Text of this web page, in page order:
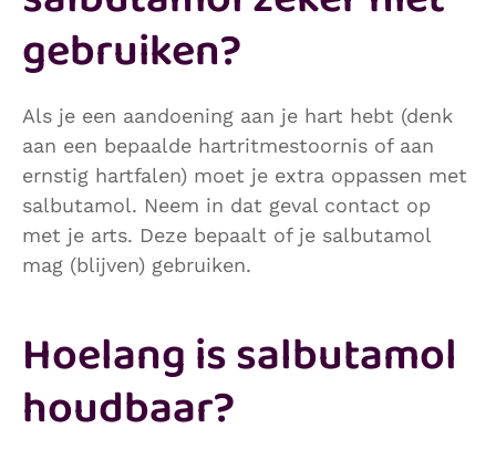
gebruiken?
Als je een aandoening aan je hart hebt (denk
aan een bepaalde hartritmestoornis of aan
ernstig hartfalen) moet je extra oppassen met
salbutamol. Neem in dat geval contact op
met je arts. Deze bepaalt of je salbutamol
mag (blijven) gebruiken.
Hoelang is salbutamol
houdbaar?